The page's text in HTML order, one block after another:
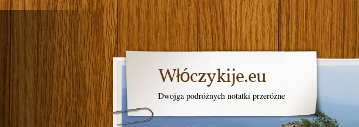
Włóczykije.eu
Dwojga podróżnych notatki przeróżne